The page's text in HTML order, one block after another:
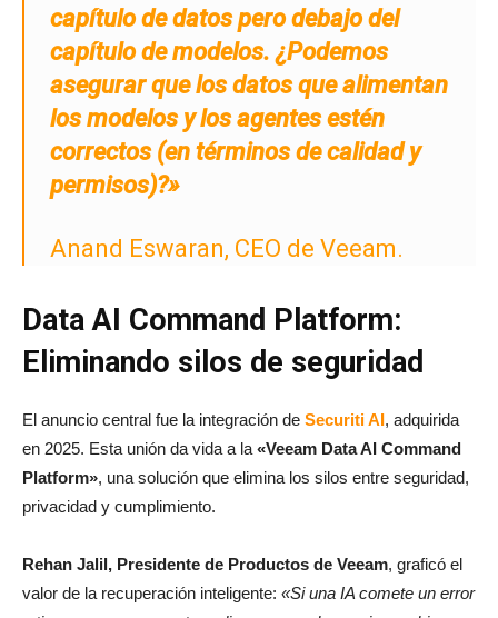
capítulo de datos pero debajo del
capítulo de modelos. ¿Podemos
asegurar que los datos que alimentan
los modelos y los agentes estén
correctos (en términos de calidad y
permisos)?»
Anand Eswaran, CEO de Veeam.
Data AI Command Platform:
Eliminando silos de seguridad
El anuncio central fue la integración de Securiti AI, adquirida
en 2025. Esta unión da vida a la «Veeam Data AI Command
Platform», una solución que elimina los silos entre seguridad,
privacidad y cumplimiento.
Rehan Jalil, Presidente de Productos de Veeam, graficó el
valor de la recuperación inteligente: «Si una IA comete un error